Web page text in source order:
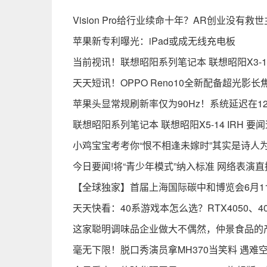
Vision Pro给行业续命十年？AR创业没有救
苹果新专利曝光：iPad或成无线充电板
当前视讯！联想昭阳系列笔记本 联想昭阳X3-
天天短讯！OPPO Reno10全新配备超光影长
苹果头显常规刷新率仅为90Hz！系统延迟在
联想昭阳系列笔记本 联想昭阳X5-14 IRH 要
小鸡宝宝考考你“恨不相逢未嫁时”其实是诗人
今日要闻!将“青少年模式”纳入标准 网络表演
【全球独家】首届上海国际碳中和博览会6月
天天快看：40系游戏本怎么选？RTX4050、
这家聪明调味品企业做大不偶然，仲景食品
毫无下限！脱口秀演员拿MH370当笑料 遇难